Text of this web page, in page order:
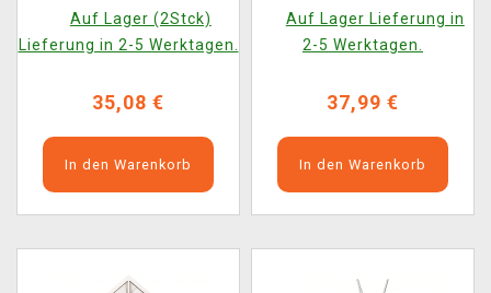
Auf Lager (2Stck)
Lieferung in 2-5 Werktagen.
35,08 €
In den Warenkorb
Auf Lager Lieferung in
2-5 Werktagen.
37,99 €
In den Warenkorb